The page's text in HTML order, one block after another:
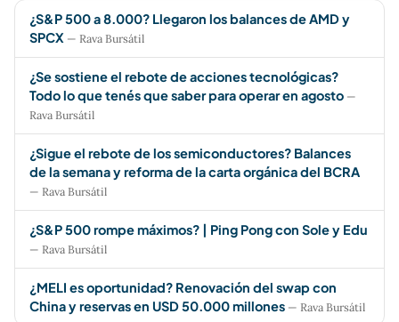
¿S&P 500 a 8.000? Llegaron los balances de AMD y
SPCX — Rava Bursátil
¿Se sostiene el rebote de acciones tecnológicas?
Todo lo que tenés que saber para operar en agosto —
Rava Bursátil
¿Sigue el rebote de los semiconductores? Balances
de la semana y reforma de la carta orgánica del BCRA
— Rava Bursátil
¿S&P 500 rompe máximos? | Ping Pong con Sole y Edu
— Rava Bursátil
¿MELI es oportunidad? Renovación del swap con
China y reservas en USD 50.000 millones — Rava Bursátil